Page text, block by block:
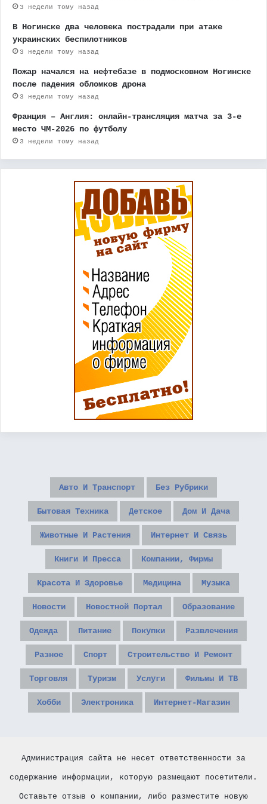
3 недели тому назад
В Ногинске два человека пострадали при атаке
украинских беспилотников
3 недели тому назад
Пожар начался на нефтебазе в подмосковном Ногинске
после падения обломков дрона
3 недели тому назад
Франция – Англия: онлайн-трансляция матча за 3-е
место ЧМ-2026 по футболу
3 недели тому назад
Авто И Транспорт Без Рубрики
Бытовая Техника Детское Дом И Дача
Животные И Растения Интернет И Связь
Книги И Пресса Компании, Фирмы
Красота И Здоровье Медицина Музыка
Новости Новостной Портал Образование
Одежда Питание Покупки Развлечения
Разное Спорт Строительство И Ремонт
Торговля Туризм Услуги Фильмы И ТВ
Хобби Электроника Интернет-Магазин
Администрация сайта не несет ответственности за
содержание информации, которую размещают посетители.
Оставьте отзыв о компании, либо разместите новую